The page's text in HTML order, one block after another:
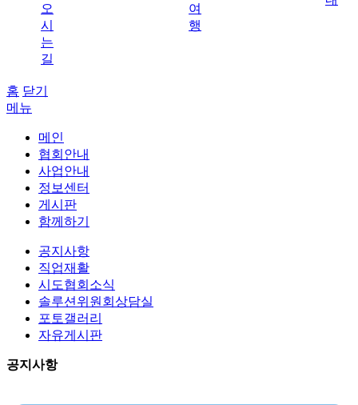
오
시
는
길
여
행
홈 닫기
메뉴
메인
협회안내
사업안내
정보센터
게시판
함께하기
공지사항
직업재활
시도협회소식
솔루션위원회상담실
포토갤러리
자유게시판
공지사항